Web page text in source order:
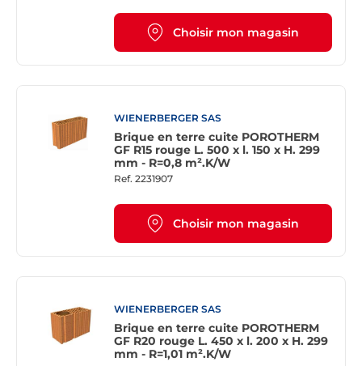
Choisir mon magasin
WIENERBERGER SAS
Brique en terre cuite POROTHERM
GF R15 rouge L. 500 x l. 150 x H. 299
mm - R=0,8 m².K/W
Ref. 2231907
Choisir mon magasin
WIENERBERGER SAS
Brique en terre cuite POROTHERM
GF R20 rouge L. 450 x l. 200 x H. 299
mm - R=1,01 m².K/W